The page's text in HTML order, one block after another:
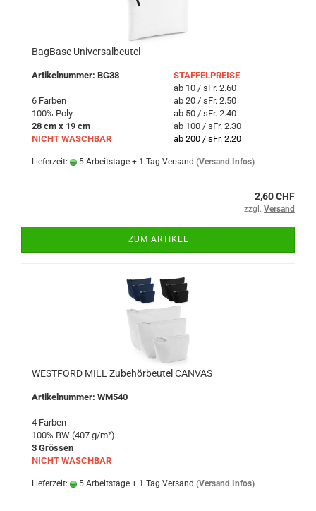
BagBase Universalbeutel
Artikelnummer: BG38
STAFFELPREISE
ab 10 / sFr. 2.60
6 Farben
ab 20 / sFr. 2.50
100% Poly.
ab 50 / sFr. 2.40
28 cm x 19 cm
ab 100 / sFr. 2.30
NICHT WASCHBAR
ab 200 / sFr. 2.20
Lieferzeit: 5 Arbeitstage + 1 Tag Versand (Versand Infos)
2,60 CHF
zzgl. Versand
ZUM ARTIKEL
WESTFORD MILL Zubehörbeutel CANVAS
Artikelnummer: WM540
4 Farben
100% BW (407 g/m²)
3 Grössen
NICHT WASCHBAR
Lieferzeit: 5 Arbeitstage + 1 Tag Versand (Versand Infos)